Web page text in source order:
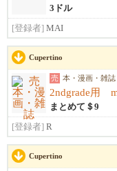
3ドル
[登録者] MAI
Cupertino
売 本・漫画・雑誌
2ndgrade用
まとめて＄9
[登録者] R
Cupertino